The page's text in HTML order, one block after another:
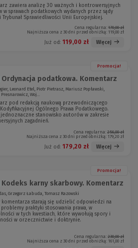
zawiera analizę 30 ważnych i kontrowersyjnych
w sprawach podatkowych wydanych przez sądy
Trybunał Sprawiedliwości Unii Europejskiej.
Cena regularna: 170,00 zł
Najniższa cena z 30 dni przed obniżką: 119,00 zł
Już od: 119,00 zł Więcej
Promocja!
Ordynacja podatkowa. Komentarz
Leonard Etel, Piotr Pietrasz, Mariusz Popławski,
Woj...
pod redakcją naukową przewodniczącego
Ogólnego Prawa Podatkowego.
jednoznaczne stanowisko autorów w zakresie
zagadnień.
Cena regularna: 256,00 zł
Najniższa cena z 30 dni przed obniżką: 179,20 zł
Już od: 179,20 zł Więcej
Promocja!
Kodeks karny skarbowy. Komentarz
Grzegorz Łabuda, Tomasz Razowski
starają się udzielić odpowiedzi na
problemy praktyki stosowania prawa, w
w tych kwestiach, które wywołują spory i
w orzecznictwie i doktrynie.
Cena regularna: 230,00 zł
Najniższa cena z 30 dni przed obniżką: 161,00 zł